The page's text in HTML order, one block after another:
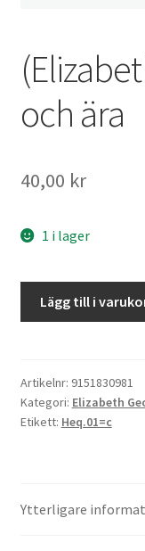
och ära
40,00 kr
1 i lager
Lägg till i
Artikelnr: 9151830981
Kategori: Elizabeth
Etikett: Heq.01=c
Ytterligare